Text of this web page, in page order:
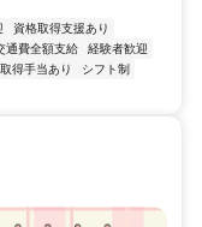
資格取得支援あり
通費全額支給
経験者歓迎
得手当あり
シフト制